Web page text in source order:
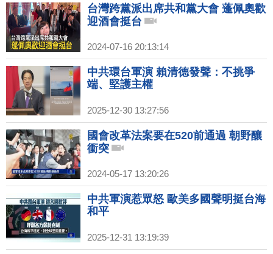
台灣跨黨派出席共和黨大會 蓬佩奧歡
迎酒會挺台
2024-07-16 20:13:14
中共環台軍演 賴清德發聲：不挑爭
端、堅護主權
2025-12-30 13:27:56
國會改革法案要在520前通過 朝野釀
衝突
2024-05-17 13:20:26
中共軍演惹眾怒 歐美多國聲明挺台海
和平
2025-12-31 13:19:39